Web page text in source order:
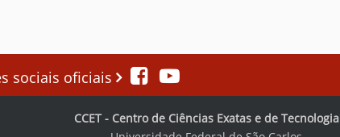
sociais oficiais
CCET - Centro de Ciências Exatas e de Tecnologia